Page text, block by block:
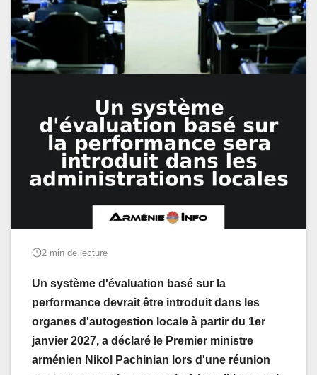
2 min de lecture
Un système d'évaluation basé sur la
performance devrait être introduit dans les
organes d'autogestion locale à partir du 1er
janvier 2027, a déclaré le Premier ministre
arménien Nikol Pachinian lors d'une réunion